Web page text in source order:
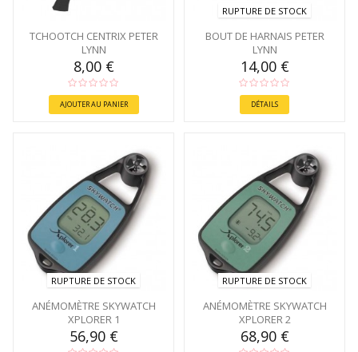
TCHOOTCH CENTRIX PETER
LYNN
8,00 €
AJOUTER AU PANIER
RUPTURE DE STOCK
BOUT DE HARNAIS PETER
LYNN
14,00 €
DÉTAILS
RUPTURE DE STOCK
ANÉMOMÈTRE SKYWATCH
XPLORER 1
56,90 €
RUPTURE DE STOCK
ANÉMOMÈTRE SKYWATCH
XPLORER 2
68,90 €